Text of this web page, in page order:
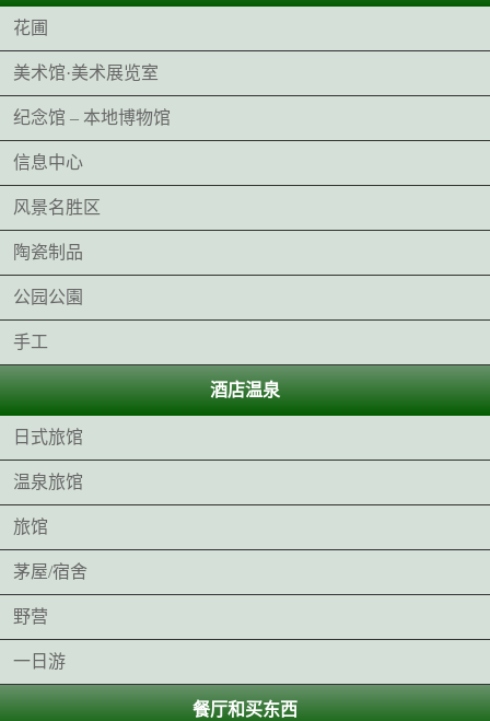
花圃
美术馆·美术展览室
纪念馆 – 本地博物馆
信息中心
风景名胜区
陶瓷制品
公园公園
手工
酒店温泉
日式旅馆
温泉旅馆
旅馆
茅屋/宿舍
野营
一日游
餐厅和买东西